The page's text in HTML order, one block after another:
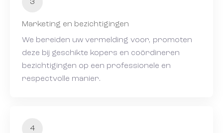
3
Marketing en bezichtigingen
We bereiden uw vermelding voor, promoten
deze bij geschikte kopers en coördineren
bezichtigingen op een professionele en
respectvolle manier.
4